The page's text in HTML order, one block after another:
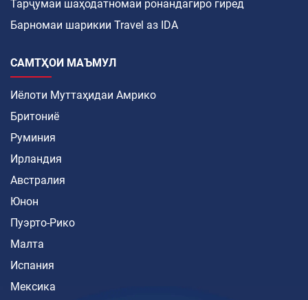
Тарҷумаи шаҳодатномаи ронандагиро гиред
Барномаи шарикии Travel аз IDA
САМТҲОИ МАЪМУЛ
Иёлоти Муттаҳидаи Амрико
Бритониё
Руминия
Ирландия
Австралия
Юнон
Пуэрто-Рико
Малта
Испания
Мексика